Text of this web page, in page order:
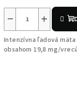
+
−
Intenzívna ľadová
obsahom 19,8 mg/